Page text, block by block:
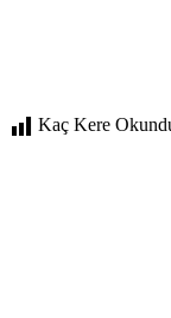
Kaç Kere